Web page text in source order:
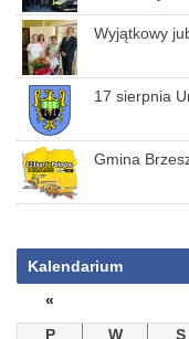
Wyjątkowy
17 sierpnia
Gmina
Kalendarium
«
P
W S